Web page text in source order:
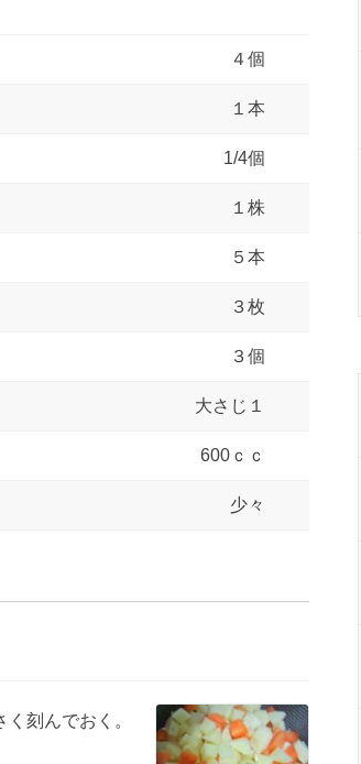
４個
１本
1/4個
１株
５本
３枚
３個
大さじ１
600ｃｃ
少々
刻んでおく。